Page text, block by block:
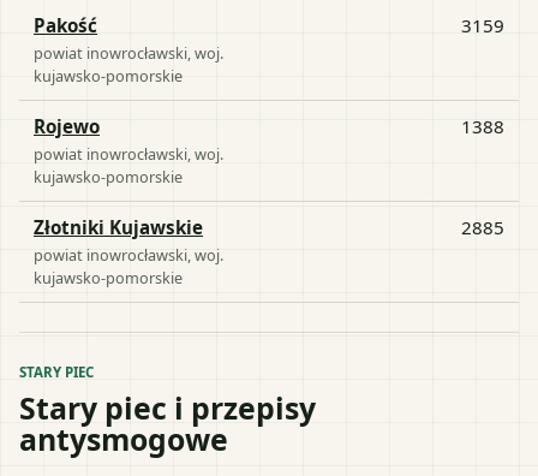
Pakość
powiat inowrocławski , woj.
kujawsko-pomorskie
3159
Rojewo
powiat inowrocławski , woj.
kujawsko-pomorskie
1388
Złotniki Kujawskie
powiat inowrocławski , woj.
kujawsko-pomorskie
2885
STARY PIEC
Stary piec i przepisy
antysmogowe